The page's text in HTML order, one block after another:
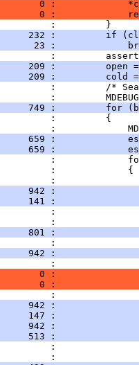
0 :
0 :
:         }
232 :         if
23 :
:
209 :         open
209 :         cold
:         /*
:
749 :         for
:         {
:
659 :
659 :
:
:             {
:
942 :
141 :
:
:
801 :
:
942 :
:
0 :
0 :
:
942 :
147 :
942 :
513 :
:
: